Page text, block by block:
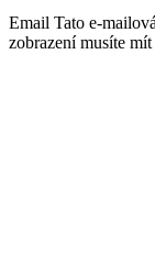
Email Tato e-
zobrazení musíte